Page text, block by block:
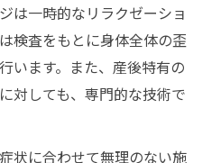
前産後の姿勢改善
が導くサポート
へ整体ができること
前産後整体のサポート内
は一時的なリラクゼーショ
検査をもとに身体全体の歪
います。また、産後特有の
対しても、専門的な技術で
状に合わせて無理のない施